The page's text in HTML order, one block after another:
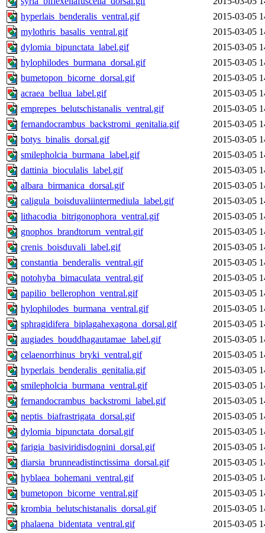
hyperlais_benderalis_ventral.gif
2015-03-05
mylothris_basalis_ventral.gif
2015-03-05
dylomia_bipunctata_label.gif
2015-03-05
hylophilodes_burmana_dorsal.gif
2015-03-05
bumetopon_bicorne_dorsal.gif
2015-03-05
acraea_bellua_label.gif
2015-03-05
emprepes_belutschistanalis_ventral.gif
2015-03-05
fernandocrambus_backstromi_genitalia.gif
2015-03-05
botys_binalis_dorsal.gif
2015-03-05
smilepholcia_burmana_label.gif
2015-03-05
dattinia_bioculalis_label.gif
2015-03-05
albara_birmanica_dorsal.gif
2015-03-05
caligula_boisduvaliintermediula_label.gif
2015-03-05
lithacodia_bitrigonophora_ventral.gif
2015-03-05
gnophos_brandtorum_ventral.gif
2015-03-05
crenis_boisduvali_label.gif
2015-03-05
constantia_benderalis_ventral.gif
2015-03-05
notohyba_bimaculata_ventral.gif
2015-03-05
papilio_bellerophon_ventral.gif
2015-03-05
hylophilodes_burmana_ventral.gif
2015-03-05
sphragidifera_biplagahexagona_dorsal.gif
2015-03-05
augiades_bouddhagautamae_label.gif
2015-03-05
celaenorrhinus_bryki_ventral.gif
2015-03-05
hyperlais_benderalis_genitalia.gif
2015-03-05
smilepholcia_burmana_ventral.gif
2015-03-05
fernandocrambus_backstromi_label.gif
2015-03-05
neptis_biafrastrigata_dorsal.gif
2015-03-05
dylomia_bipunctata_dorsal.gif
2015-03-05
farigia_basiviridisdognini_dorsal.gif
2015-03-05
diarsia_brunneadistinctissima_dorsal.gif
2015-03-05
hyblaea_bohemani_ventral.gif
2015-03-05
bumetopon_bicorne_ventral.gif
2015-03-05
krombia_belutschistanalis_dorsal.gif
2015-03-05
phalaena_bidentata_ventral.gif
2015-03-05